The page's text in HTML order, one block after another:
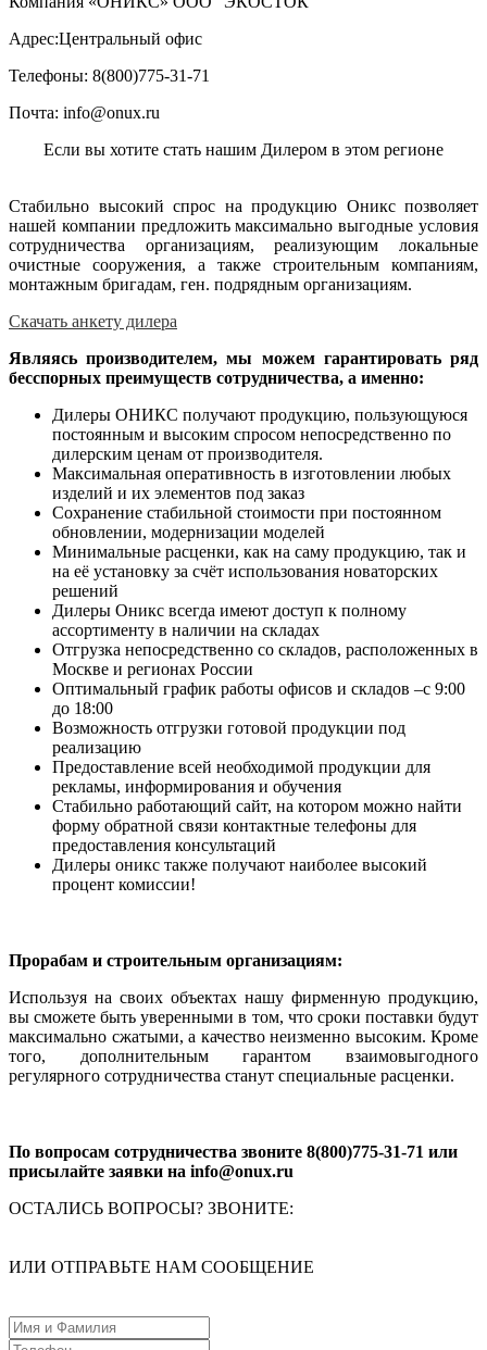
Адрес:Центральный офис
Телефоны: 8(800)775-31-71
Почта: info@onux.ru
Если вы хотите стать нашим Дилером в этом регионе
Стабильно высокий спрос на продукцию Оникс позволяет
нашей компании предложить максимально выгодные условия
сотрудничества организациям, реализующим локальные
очистные сооружения, а также строительным компаниям,
монтажным бригадам, ген. подрядным организациям.
Скачать анкету дилера
Являясь производителем, мы можем гарантировать ряд
бесспорных преимуществ сотрудничества, а именно:
Дилеры ОНИКС получают продукцию, пользующуюся
постоянным и высоким спросом непосредственно по
дилерским ценам от производителя.
Максимальная оперативность в изготовлении любых
изделий и их элементов под заказ
Сохранение стабильной стоимости при постоянном
обновлении, модернизации моделей
Минимальные расценки, как на саму продукцию, так и
на её установку за счёт использования новаторских
решений
Дилеры Оникс всегда имеют доступ к полному
ассортименту в наличии на складах
Отгрузка непосредственно со складов, расположенных в
Москве и регионах России
Оптимальный график работы офисов и складов –с 9:00
до 18:00
Возможность отгрузки готовой продукции под
реализацию
Предоставление всей необходимой продукции для
рекламы, информирования и обучения
Стабильно работающий сайт, на котором можно найти
форму обратной связи контактные телефоны для
предоставления консультаций
Дилеры оникс также получают наиболее высокий
процент комиссии!
Прорабам и строительным организациям:
Используя на своих объектах нашу фирменную продукцию,
вы сможете быть уверенными в том, что сроки поставки будут
максимально сжатыми, а качество неизменно высоким. Кроме
того, дополнительным гарантом взаимовыгодного
регулярного сотрудничества станут специальные расценки.
По вопросам сотрудничества звоните 8(800)775-31-71 или
присылайте заявки на info@onux.ru
ОСТАЛИСЬ ВОПРОСЫ? ЗВОНИТЕ:
ИЛИ ОТПРАВЬТЕ НАМ СООБЩЕНИЕ